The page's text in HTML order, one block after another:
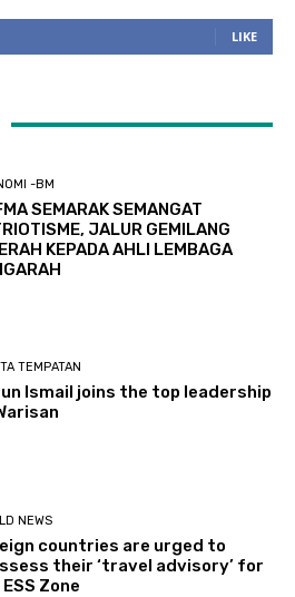
LIKE
-BM
SEMARAK SEMANGAT
JALUR GEMILANG
KEPADA AHLI LEMBAGA
TEMPATAN
Ismail joins the top leadership
NEWS
countries are urged to
their ‘travel advisory’ for
Zone